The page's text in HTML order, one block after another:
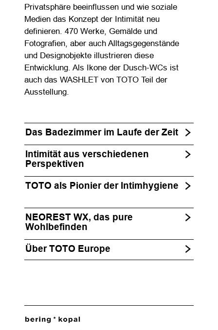
Privatsphäre beeinflussen und wie soziale
Medien das Konzept der Intimität neu
definieren. 470 Werke, Gemälde und
Fotografien, aber auch Alltagsgegenstände
und Designobjekte illustrieren diese
Entwicklung. Als Ikone der Dusch-WCs ist
auch das WASHLET von TOTO Teil der
Ausstellung.
Das Badezimmer im Laufe der Zeit
Intimität aus verschiedenen
Perspektiven
TOTO als Pionier der Intimhygiene
NEOREST WX, das pure
Wohlbefinden
Über TOTO Europe